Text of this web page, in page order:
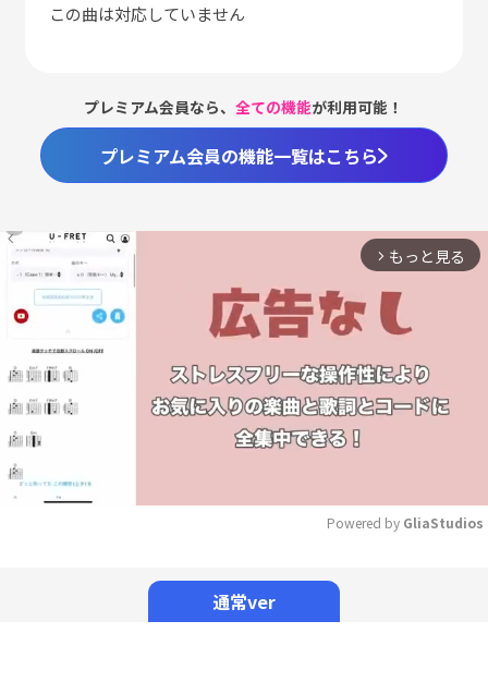
この曲は対応していません
プレミアム会員なら、全ての機能が利用可能！
プレミアム会員の機能一覧はこちら
arrow_forward_ios もっと見る
Powered by GliaStudios
通常ver